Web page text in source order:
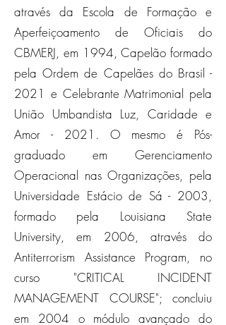
através da Escola de Formação e
Aperfeiçoamento de Oficiais do
CBMERJ, em 1994, Capelão formado
pela Ordem de Capelães do Brasil -
2021 e Celebrante Matrimonial pela
União Umbandista Luz, Caridade e
Amor - 2021. O mesmo é Pós-
graduado em Gerenciamento
Operacional nas Organizações, pela
Universidade Estácio de Sá - 2003,
formado pela Louisiana State
University, em 2006, através do
Antiterrorism Assistance Program, no
curso "CRITICAL INCIDENT
MANAGEMENT COURSE"; concluiu
em 2004 o módulo avançado do